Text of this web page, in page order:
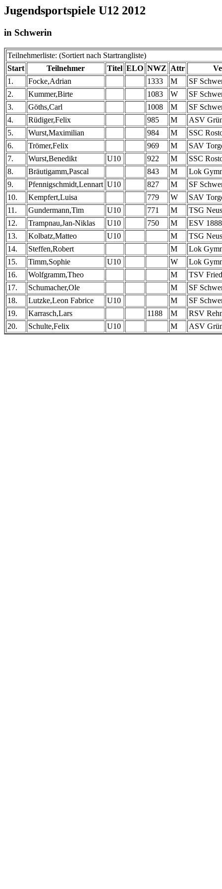
Jugendsportspiele U12 2012
in Schwerin
Teilnehmerliste: (Sortiert nach Startrangliste)
Start
Teilnehmer Titel ELO NWZ Attr
1.
Focke,Adrian 1333 M
SF
2.
Kummer,Birte 1083 W
SF
3.
Göths,Carl 1008 M
SF
4.
Rüdiger,Felix 985 M
ASV
5.
Wurst,Maximilian 984 M
SSC
6.
Trömer,Felix 969 M
SAV
7.
Wurst,Benedikt U10 922 M
SSC
8.
Bräutigamm,Pascal 843 M
Lok
9.
Pfennigschmidt,Lennart U10 827 M
SF
10.
Kempfert,Luisa 779 W
SAV
11.
Gundermann,Tim U10 771 M
TSG
12.
Trampnau,Jan-Niklas U10 750 M
ESV
13.
Kolbatz,Matteo U10 M
TSG
14.
Steffen,Robert M
Lok
15.
Timm,Sophie U10 W
Lok
16.
Wolfgramm,Theo M
TSV
17.
Schumacher,Ole M
SF
18.
Lutzke,Leon Fabrice U10 M
SF
19.
Karrasch,Lars 1188 M
RSV
20.
Schulte,Felix U10 M ASV